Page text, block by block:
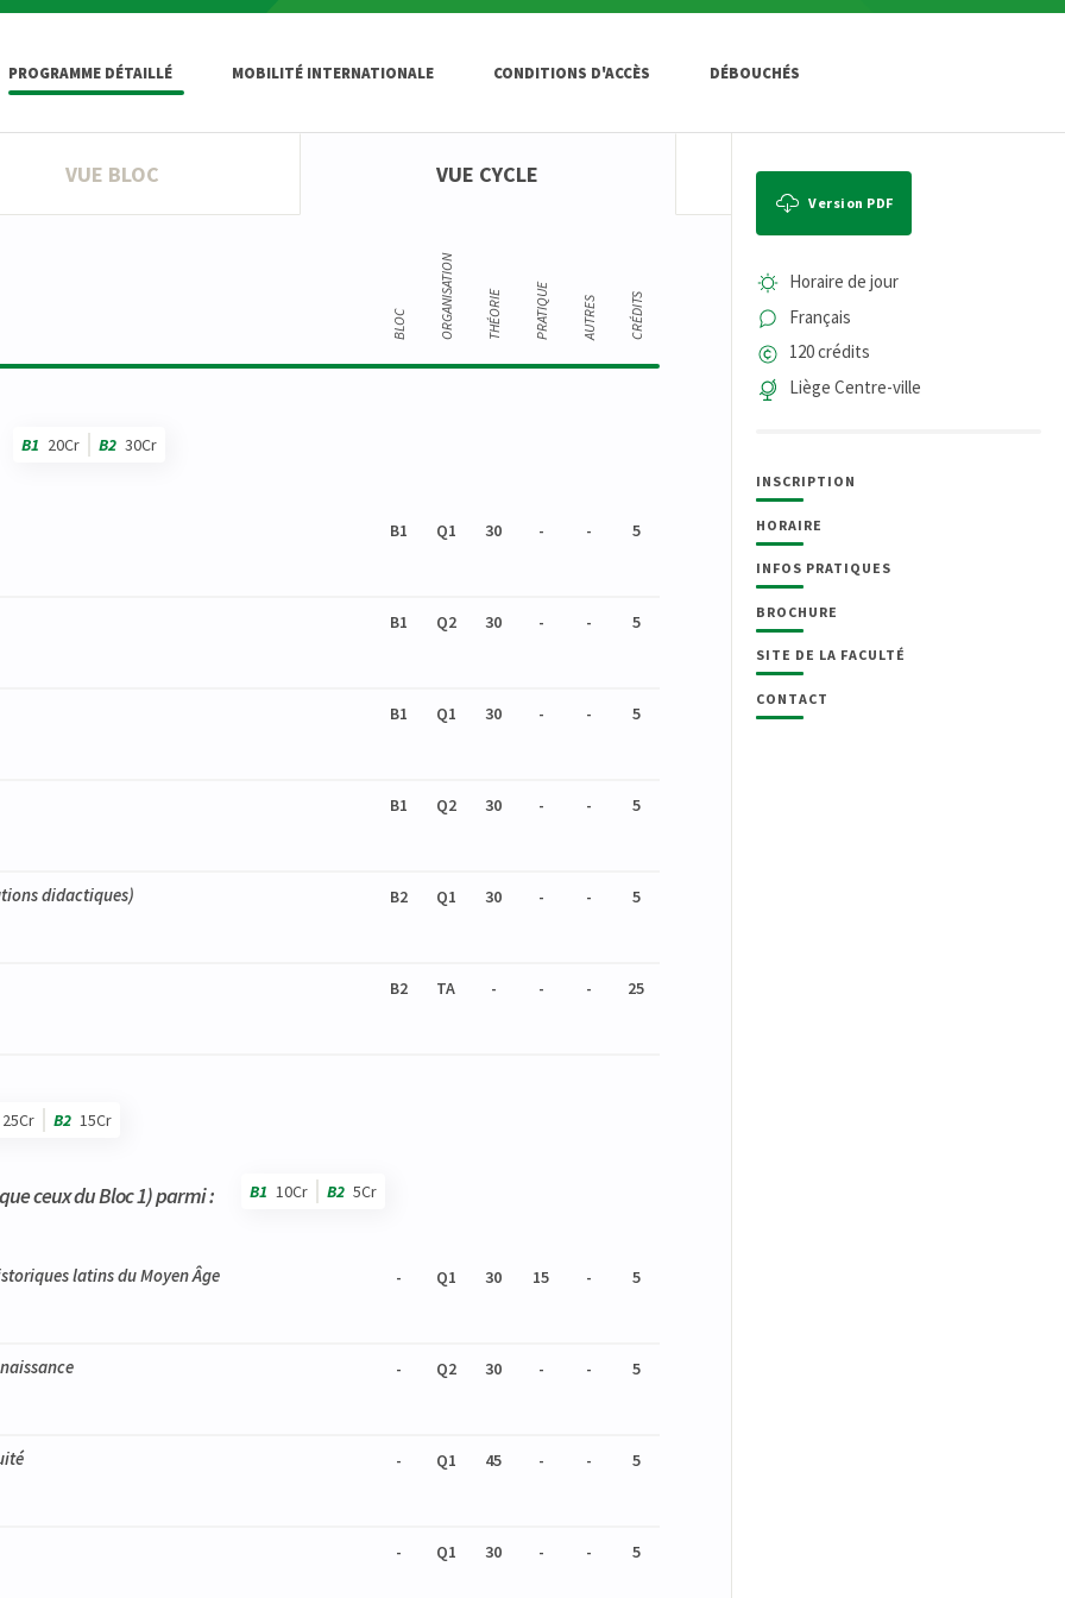
PROGRAMME DÉTAILLÉ MOBILITÉ INTERNATIONALE CONDITIONS D'ACCÈS DÉBOUCHÉS
Version PDF
Horaire de jour
Français
120 crédits
Liège Centre-ville
INSCRIPTION
HORAIRE
INFOS PRATIQUES
BROCHURE
SITE DE LA FACULTÉ
CONTACT
VUE BLOC VUE CYCLE
BLOC ORGANISATION THÉORIE PRATIQUE AUTRES CRÉDITS
B1 20Cr B2 30Cr
B1 Q1 30 - - 5
B1 Q2 30 - - 5
B1 Q1 30 - - 5
B1 Q2 30 - - 5
didactiques) B2 Q1 30 - - 5
B2 TA - - - 25
25Cr B2 15Cr
ceux du Bloc 1) parmi : B1 10Cr B2 5Cr
latins du Moyen Âge - Q1 30 15 - 5
- Q2 30 - - 5
- Q1 45 - - 5
- Q1 30 - - 5